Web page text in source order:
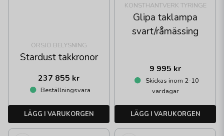
ÖRSJÖ BELYSNING
Stardust takkronor
237 855 kr
Beställningsvara
LÄGG I VARUKORGEN
KONSTHANTVERK TYRINGE
Glipa taklampa
svart/råmässing
9 995 kr
Skickas inom 2-10
vardagar
LÄGG I VARUKORGEN